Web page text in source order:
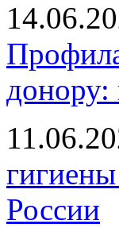
донору:
России